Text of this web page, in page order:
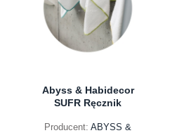
Abyss & Habidecor
SUFR Ręcznik
Producent: ABYSS &